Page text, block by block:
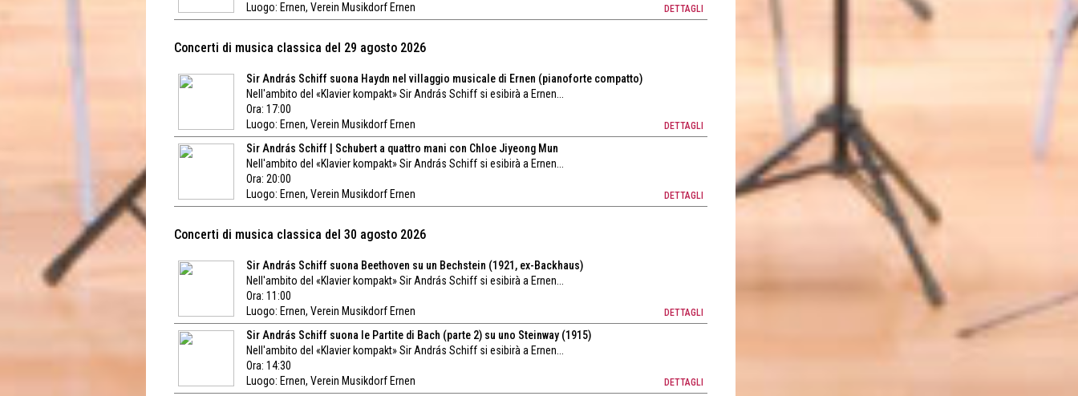
Luogo: Ernen, Verein Musikdorf Ernen DETTAGLI
Concerti di musica classica del 29 agosto 2026
Sir András Schiff suona Haydn nel villaggio musicale di Ernen (pianoforte compatto)
Nell'ambito del «Klavier kompakt» Sir András Schiff si esibirà a Ernen...
Ora: 17:00
Luogo: Ernen, Verein Musikdorf Ernen DETTAGLI
Sir András Schiff | Schubert a quattro mani con Chloe Jiyeong Mun
Nell'ambito del «Klavier kompakt» Sir András Schiff si esibirà a Ernen...
Ora: 20:00
Luogo: Ernen, Verein Musikdorf Ernen DETTAGLI
Concerti di musica classica del 30 agosto 2026
Sir András Schiff suona Beethoven su un Bechstein (1921, ex-Backhaus)
Nell'ambito del «Klavier kompakt» Sir András Schiff si esibirà a Ernen...
Ora: 11:00
Luogo: Ernen, Verein Musikdorf Ernen DETTAGLI
Sir András Schiff suona le Partite di Bach (parte 2) su uno Steinway (1915)
Nell'ambito del «Klavier kompakt» Sir András Schiff si esibirà a Ernen...
Ora: 14:30
Luogo: Ernen, Verein Musikdorf Ernen DETTAGLI